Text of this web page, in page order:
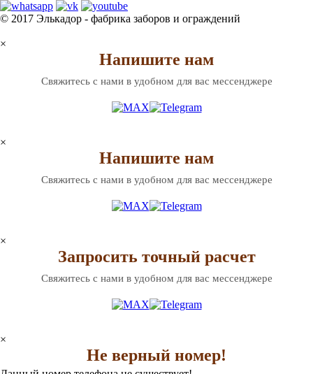
© 2017 Элькадор - фабрика заборов и ограждений
×
Напишите нам
Свяжитесь с нами в удобном для вас мессенджере
×
Напишите нам
Свяжитесь с нами в удобном для вас мессенджере
×
Запросить точный расчет
Свяжитесь с нами в удобном для вас мессенджере
×
Не верный номер!